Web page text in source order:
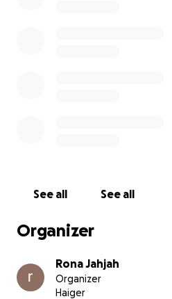
See all See all
Organizer
Rona Jahjah
Organizer
Haiger